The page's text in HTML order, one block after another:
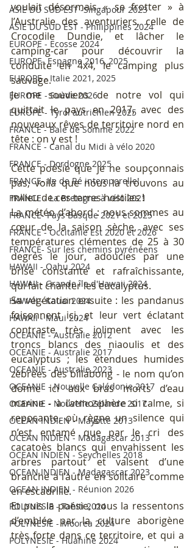
ASIE DU SUD EST -Singapour 2023
ASIE DU SUD EST - Philippines 2024
EUROPE - Ecosse 2024
EUROPE- Espagne 2016, 2025
EUROPE - Italie 2021, 2025
EUROPE - Suède 2026
EUROPE - Tyrol autrichien 2025
FRANCE - Baie de Somme 2022
FRANCE - Canal du Midi à vélo 2020
FRANCE - Dordogne 2025
FRANCE- Ile de Ré intemporelle!
FRANCE - La Bretagne à vélo 2021
FRANCE- Pays Basque 2021 et 2025
FRANCE - Occitanie Est 2020 et 2026
FRANCE- Sur les chemins pyrénéens
HAWAII - Oahu 2024
HAWAII - Grande île d'Hawaii 2024
HAWAII - Kauai 2024
HAWAII - Maui 2024
OCEANIE - Australie 2012
OCEANIE - Australie 2017
OCEANIE - Australie 2023
OCEANIE - Nouvelle Calédonie 2017
OCEANIE - Nouvelle Zélande 2017
OCEAN INDIEN - Mayotte 2013
OCEAN INDIEN - Madagascar 2013
OCEAN INDIEN - Seychelles 2018
OCEAN INDIEN - Madagascar 2023
OCEAN INDIEN - Réunion 2026
POLYNESIE - Tahiti 2024
POLYNESIE - Moorea 2024
POLYNESIE - Huahine 2024
voulait désormais « se frotter » à
l’Australie des aventuriers, celle de
Crocodile Dundie, et lâcher le
camping-car pour découvrir la
conduite en 4x4, le camping plus
sauvage.
Je me souviens de notre vol qui
quittait le pays en 2017, avec des
nouveaux rêves de territoire nord en
tête : on y est !
Cette poésie que je ne soupçonnais
pas, voilà que nous la trouvons au
milieu de ces terres hostiles !
La météo d’abord : nous sommes au
cœur de la saison sèche, avec ses
températures clémentes de 25 à 30
degrés le jour, adoucies par une
brise constante et rafraîchissante,
qui fait chanter les eucalyptus.
Sa végétation ensuite : les pandanus
foisonnent ici, et leur vert éclatant
contraste très joliment avec les
troncs blancs des niaoulis et des
eucalyptus ; les étendues humides
zébrées des billabong - le nom qu’on
donne ici aux bras morts d’eau
marine - à l’atmosphère si calme, si
reposante, où règne un silence qui
n’est entamé que par le cri des
cacatoès blancs qui envahissent les
arbres partout et valsent d’une
branche à l’autre en solitaire comme
en escadrille.
Et puis la poésie, nous la ressentons
d’emblée par la culture aborigène
très forte dans ce territoire, et qui a